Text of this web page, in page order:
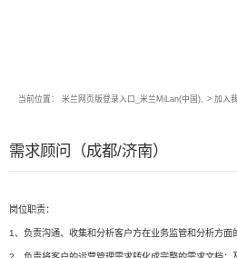
当前位置： 米兰网页版登录入口_米兰MiLan(中国), > 加入
需求顾问（成都/济南）
岗位职责：
1、负责沟通、收集和分析客户方在业务监管和分析方面